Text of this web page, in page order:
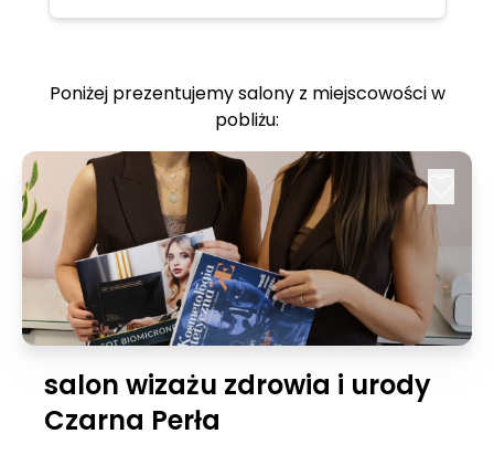
Poniżej prezentujemy salony z miejscowości w
pobliżu:
salon wizażu zdrowia i urody
Czarna Perła